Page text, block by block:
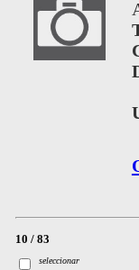
10 / 83
seleccionar